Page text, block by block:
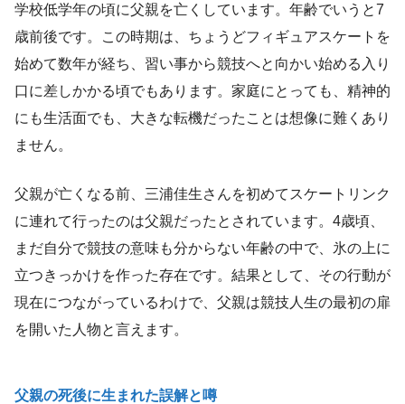
学校低学年の頃に父親を亡くしています。年齢でいうと7
歳前後です。この時期は、ちょうどフィギュアスケートを
始めて数年が経ち、習い事から競技へと向かい始める入り
口に差しかかる頃でもあります。家庭にとっても、精神的
にも生活面でも、大きな転機だったことは想像に難くあり
ません。
父親が亡くなる前、三浦佳生さんを初めてスケートリンク
に連れて行ったのは父親だったとされています。4歳頃、
まだ自分で競技の意味も分からない年齢の中で、氷の上に
立つきっかけを作った存在です。結果として、その行動が
現在につながっているわけで、父親は競技人生の最初の扉
を開いた人物と言えます。
父親の死後に生まれた誤解と噂